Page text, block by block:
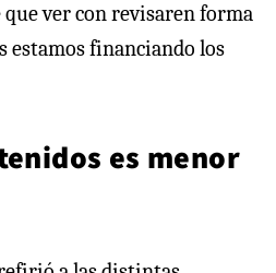
ver con revisaren forma
estamos financiando los
es menor